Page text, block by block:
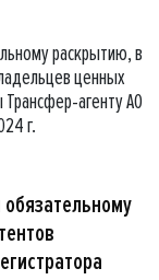
раскрытию, в
ценных
агенту АО
г.